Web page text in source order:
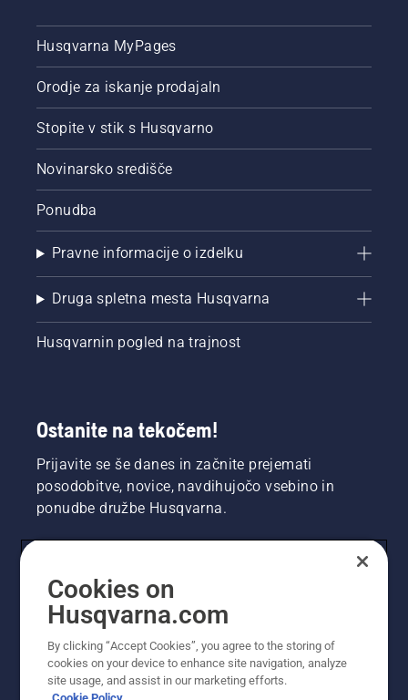
Husqvarna MyPages
Orodje za iskanje prodajaln
Stopite v stik s Husqvarno
Novinarsko središče
Ponudba
Pravne informacije o izdelku
Druga spletna mesta Husqvarna
Husqvarnin pogled na trajnost
Ostanite na tekočem!
Prijavite se še danes in začnite prejemati
posodobitve, novice, navdihujočo vsebino in
ponudbe družbe Husqvarna.
Cookies on
Husqvarna.com
By clicking “Accept Cookies”, you agree to the storing of
cookies on your device to enhance site navigation, analyze
site usage, and assist in our marketing efforts.